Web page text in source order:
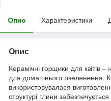
Опис Характеристики
Опис
Керамічні горщики для квітів
для домашнього озеленення.
використовувалася
структурі глини